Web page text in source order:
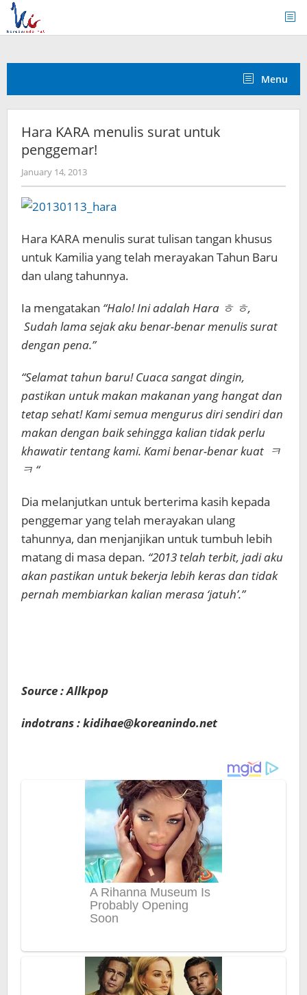
Skip
content
Menu
Hara KARA menulis surat untuk
penggemar!
January 14, 2013by
Koreanindo
Hara KARA menulis surat tulisan tangan khusus
untuk Kamilia yang telah merayakan Tahun Baru
dan ulang tahunnya.
Ia mengatakan “Halo! Ini adalah Hara ㅎ ㅎ,
Sudah lama sejak aku benar-benar menulis surat
dengan pena.”
“Selamat tahun baru! Cuaca sangat dingin,
pastikan untuk makan makanan yang hangat dan
tetap sehat! Kami semua mengurus diri sendiri dan
makan dengan baik sehingga kalian tidak perlu
khawatir tentang kami. Kami benar-benar kuat ㅋ
ㅋ “
Dia melanjutkan untuk berterima kasih kepada
penggemar yang telah merayakan ulang
tahunnya, dan menjanjikan untuk tumbuh lebih
matang di masa depan. “2013 telah terbit, jadi aku
akan pastikan untuk bekerja lebih keras dan tidak
pernah membiarkan kalian merasa ‘jatuh’.”
Source : Allkpop
indotrans : kidihae@koreanindo.net